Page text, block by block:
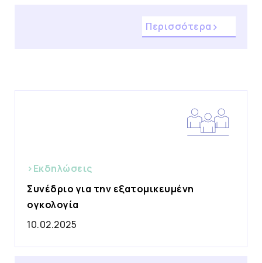
Περισσότερα
>Εκδηλώσεις
Συνέδριο για την εξατομικευμένη
ογκολογία
10.02.2025